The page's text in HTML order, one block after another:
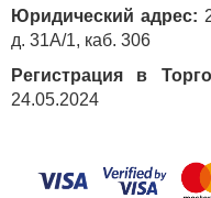
Юридический адрес:
д. 31А/1, каб. 306
Регистрация в
24.05.2024